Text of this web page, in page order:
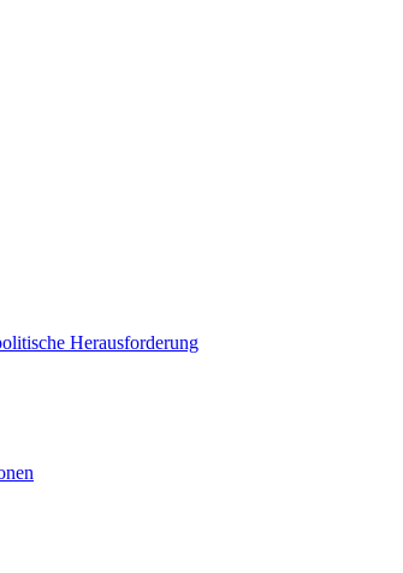
Herausforderung